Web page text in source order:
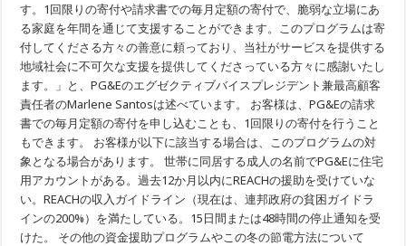
贈
ま
し
ょ
う
す。1回限りの寄付や請求書での毎月定額の寄付で、脆弱な立場にあ
る家庭を年間を通じて支援することができます。このプログラムは寄
付してくださる方々の善意に頼っており、当社がサービスを提供する
地域社会に不可欠な支援を提供してくださっている方々に感謝いたし
ます。」と、PG&Eのエグゼクティブバイスプレジデント兼最高顧客
責任者のMarlene Santosは述べています。 お客様は、PG&Eの請求
書での毎月定額の寄付を申し込むことも、1回限りの寄付を行うこと
もできます。 お客様が以下に該当する場合は、このプログラムの対
象となる場合があります。 世帯に同居する成人の名前でPG&Eに住宅
用アカウントがある。過去12か月以内にREACHの援助を受けていな
い。REACHの収入ガイドライン（現在は、連邦政府の貧困ガイドラ
インの200%）を満たしている。15日間または48時間の停止通知を受
けた。 その他の資金援助プログラムやこの冬の節電方法について